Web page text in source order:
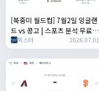
[북중미 월드컵] 7월2일 잉글랜
드 vs 콩고 | 스포츠 분석 무료
중계 토친놈
픽스터 2026.07.01